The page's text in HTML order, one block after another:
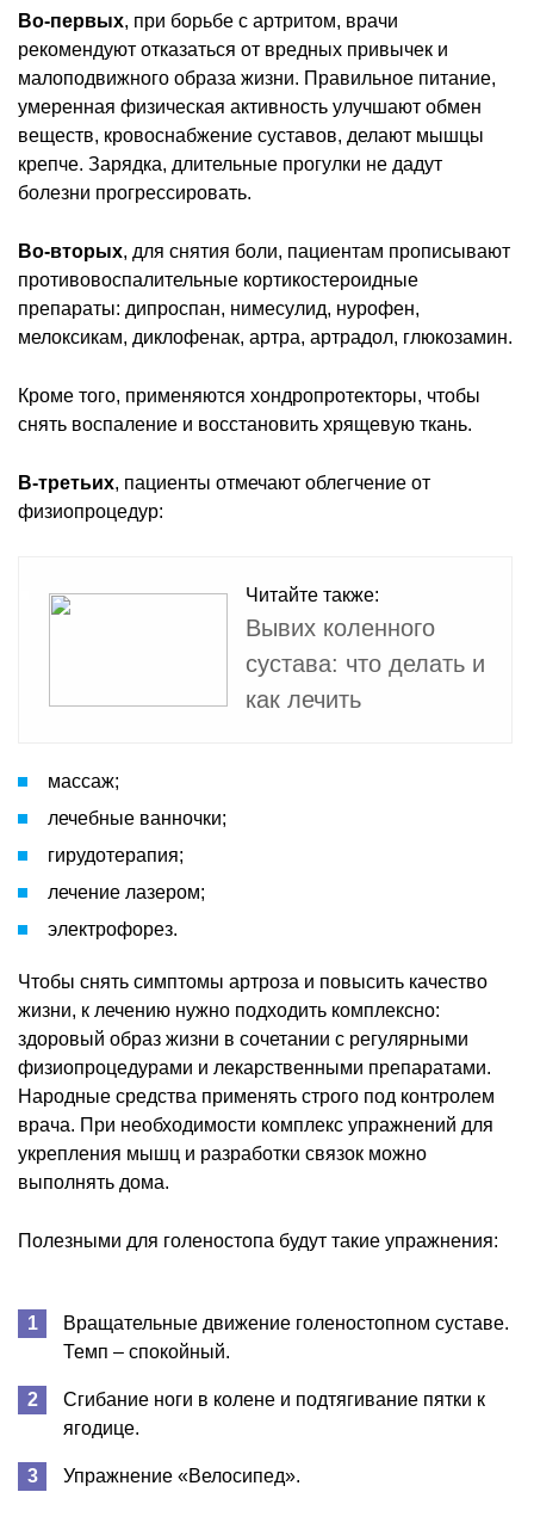
Во-первых, при борьбе с артритом, врачи
рекомендуют отказаться от вредных привычек и
малоподвижного образа жизни. Правильное питание,
умеренная физическая активность улучшают обмен
веществ, кровоснабжение суставов, делают мышцы
крепче. Зарядка, длительные прогулки не дадут
болезни прогрессировать.
Во-вторых, для снятия боли, пациентам прописывают
противовоспалительные кортикостероидные
препараты: дипроспан, нимесулид, нурофен,
мелоксикам, диклофенак, артра, артрадол, глюкозамин.
Кроме того, применяются хондропротекторы, чтобы
снять воспаление и восстановить хрящевую ткань.
В-третьих, пациенты отмечают облегчение от
физиопроцедур:
Читайте также:
Вывих коленного
сустава: что делать и
как лечить
массаж;
лечебные ванночки;
гирудотерапия;
лечение лазером;
электрофорез.
Чтобы снять симптомы артроза и повысить качество
жизни, к лечению нужно подходить комплексно:
здоровый образ жизни в сочетании с регулярными
физиопроцедурами и лекарственными препаратами.
Народные средства применять строго под контролем
врача. При необходимости комплекс упражнений для
укрепления мышц и разработки связок можно
выполнять дома.
Полезными для голеностопа будут такие упражнения:
Вращательные движение голеностопном суставе.
Темп – спокойный.
Сгибание ноги в колене и подтягивание пятки к
ягодице.
Упражнение «Велосипед».